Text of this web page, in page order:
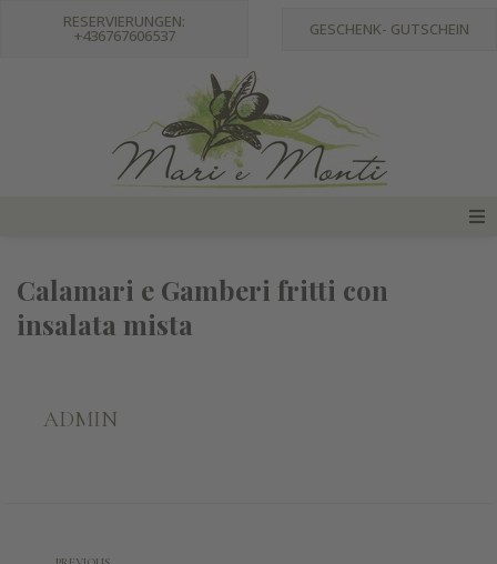
RESERVIERUNGEN:
+436767606537 GESCHENK- GUTSCHEIN
Calamari e Gamberi fritti con
insalata mista
ADMIN